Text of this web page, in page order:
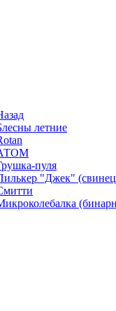
летние
пуля
"Джек"